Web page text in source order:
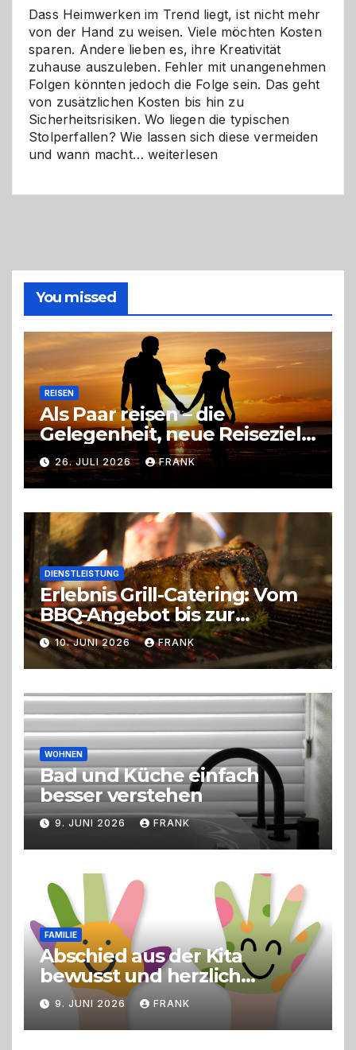
Dass Heimwerken im Trend liegt, ist nicht mehr
von der Hand zu weisen. Viele möchten Kosten
sparen. Andere lieben es, ihre Kreativität
zuhause auszuleben. Fehler mit unangenehmen
Folgen könnten jedoch die Folge sein. Das geht
von zusätzlichen Kosten bis hin zu
Sicherheitsrisiken. Wo liegen die typischen
Stolperfallen? Wie lassen sich diese vermeiden
und wann macht…Selber
richtige
Entscheidung
weiterlesen
You missed
REISEN
Als Paar reisen – die
Gelegenheit, neue Reiseziele
zu entdecken
26. JULI 2026 FRANK
DIENSTLEISTUNG
Erlebnis Grill-Catering: Vom
BBQ-Angebot bis zur
perfekten Eventorganisation
Trend zu Outdoor-Events,
Erlebnisgastronomie und
Live-Cooking
10. JUNI 2026 FRANK
WOHNEN
Bad und Küche einfach
besser verstehen
9. JUNI 2026 FRANK
FAMILIE
Abschied aus der Kita
bewusst und herzlich
gestalten
9. JUNI 2026 FRANK